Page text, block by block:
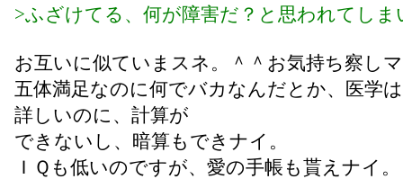
>ふざけてる、何が障害だ？と思われてしま
お互いに似ていまスネ。＾＾お気持ち察し
五体満足なのに何でバカなんだとか、医学
詳しいのに、計算が
できないし、暗算もできナイ。
ＩＱも低いのですが、愛の手帳も貰えナイ。